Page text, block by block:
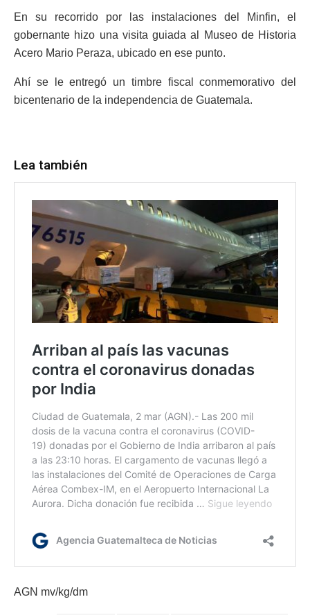
En su recorrido por las instalaciones del Minfin, el
gobernante hizo una visita guiada al Museo de Historia
Acero Mario Peraza, ubicado en ese punto.
Ahí se le entregó un timbre fiscal conmemorativo del
bicentenario de la independencia de Guatemala.
Lea también
AGN mv/kg/dm